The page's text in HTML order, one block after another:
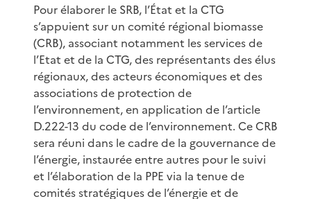
Pour élaborer le SRB, l’État et la CTG
s’appuient sur un comité régional biomasse
(CRB), associant notamment les services de
l’Etat et de la CTG, des représentants des élus
régionaux, des acteurs économiques et des
associations de protection de
l’environnement, en application de l’article
D.222-13 du code de l’environnement. Ce CRB
sera réuni dans le cadre de la gouvernance de
l’énergie, instaurée entre autres pour le suivi
et l’élaboration de la PPE via la tenue de
comités stratégiques de l’énergie et de